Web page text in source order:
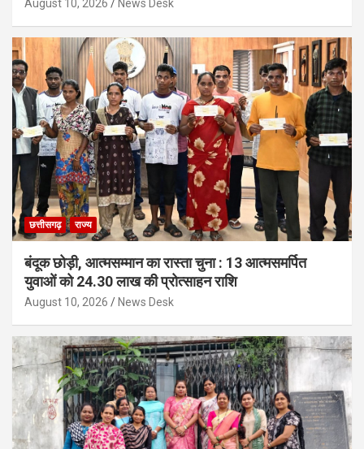
August 10, 2026 News Desk
छत्तीसगढ़ राज्य
बंदूक छोड़ी, आत्मसम्मान का रास्ता चुना : 13 आत्मसमर्पित
युवाओं को 24.30 लाख की प्रोत्साहन राशि
August 10, 2026 News Desk